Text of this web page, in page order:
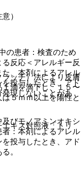
）
の患者：検査のため
反応＜アレルギー反
、本剤によるアレル
投与したとき、アド
現しないことがあ
びモノアミンオキシ
：本剤によるアレル
投与したとき、アド
。
ッチ）法により皮膚
滴を滴下し、１５〜
５ｍｍ以上を陽性と
キス対照液「トリ